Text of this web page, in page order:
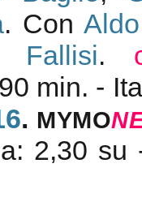
. Con
Fallisi.
min. -
. MYMO
2,30 su